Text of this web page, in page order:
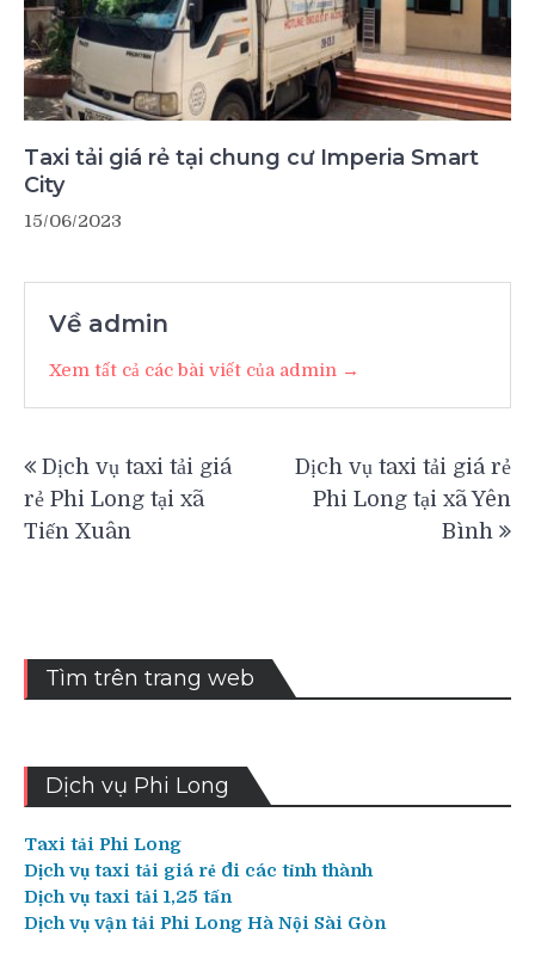
Taxi tải giá rẻ tại chung cư Imperia Smart
City
15/06/2023
Về admin
Xem tất cả các bài viết của admin →
hướng
bài
Dịch vụ taxi tải giá
rẻ Phi Long tại xã
Tiến Xuân
Dịch vụ taxi tải giá rẻ
Phi Long tại xã Yên
Bình
Tìm trên trang web
Dịch vụ Phi Long
Taxi tải Phi Long
Dịch vụ taxi tải giá rẻ đi các tỉnh thành
Dịch vụ taxi tải 1,25 tấn
Dịch vụ vận tải Phi Long Hà Nội Sài Gòn